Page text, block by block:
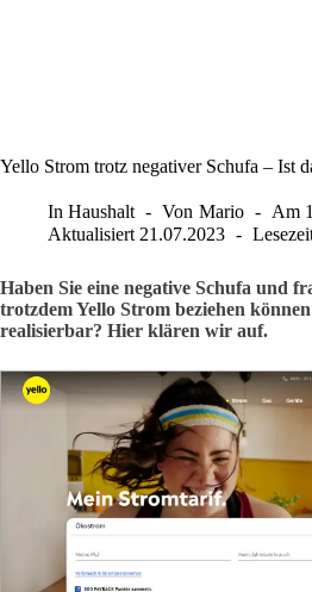
Yello Strom trotz negativer Schufa – Ist
In Haushalt Von Mario Am
Aktualisiert 21.07.2023
Haben Sie eine negative Schufa und
trotzdem Yello Strom beziehen
realisierbar? Hier klären wir auf.